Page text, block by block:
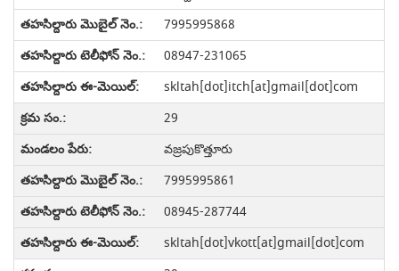
7995995868
08947-231065
skltah[dot]itch[at]gmail[dot]com
29
వజ్రపుకొత్తూరు
7995995861
08945-287744
skltah[dot]vkott[at]gmail[dot]com